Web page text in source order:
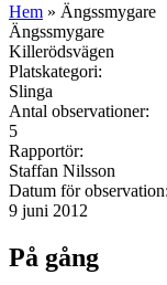
Hem » Ängssmygare
Ängssmygare
Killerödsvägen
Platskategori:
Slinga
Antal observationer:
5
Rapportör:
Staffan Nilsson
Datum för observation:
9 juni 2012
På gång